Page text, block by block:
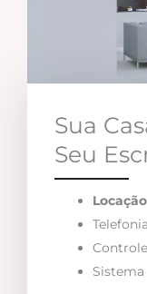
Sua
Seu
Sistema